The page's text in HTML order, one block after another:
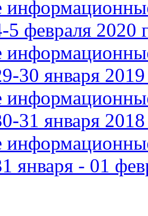
5 февраля 2020
30 января 2019
31 января 2018
января - 01